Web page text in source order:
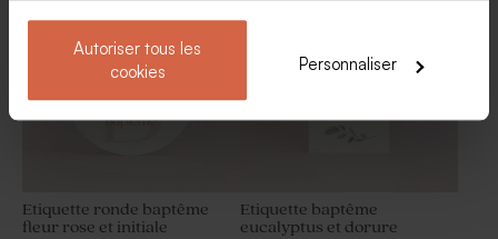
Autoriser tous les
cookies
Personnaliser
Etiquette ronde baptême
fleur rose et initiale
Etiquette baptême
eucalyptus et dorure